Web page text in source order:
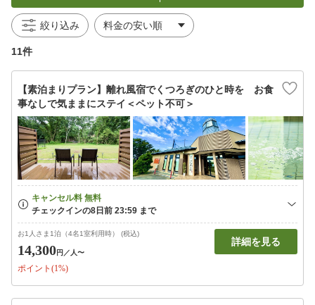
絞り込み
11件
【素泊まりプラン】離れ風宿でくつろぎのひと時を お食
事なしで気ままにステイ＜ペット不可＞
お1人さま1泊（4名1室利用時） (税込)
14,300円 ／人〜
ポイント(1%)
詳細を見る